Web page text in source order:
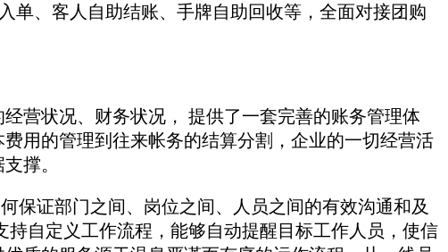
单、客人自助结账、手牌自助回收等，全面对接团购
营状况、财务状况， 提供了一套完善的账务管理体
用的管理到往来帐务的结算分割，企业的一切经营活
撑。
保证部门之间、岗位之间、人员之间的有效沟通和及
自定义工作流程，能够自动提醒目标工作人员，使信